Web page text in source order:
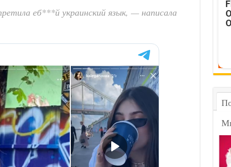
еб***й украинский язык, — написала